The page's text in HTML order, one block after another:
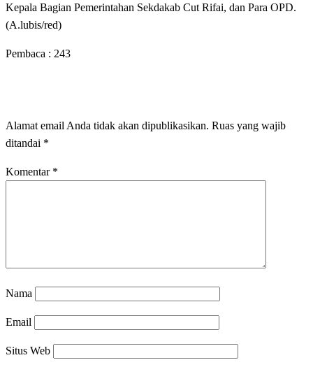
Kepala Bagian Pemerintahan Sekdakab Cut Rifai, dan Para OPD.
(A.lubis/red)
Pembaca : 243
Alamat email Anda tidak akan dipublikasikan. Ruas yang wajib
ditandai *
Komentar *
Nama
Email
Situs Web